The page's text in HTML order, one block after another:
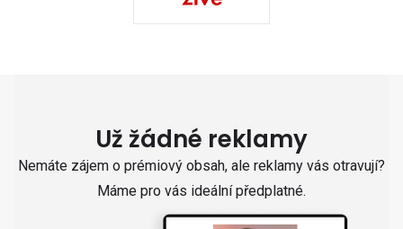
Už žádné reklamy
Nemáte zájem o prémiový obsah, ale reklamy vás otravují?
Máme pro vás ideální předplatné.